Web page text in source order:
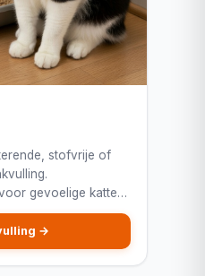
stofvrije of
gevoelige katten
→